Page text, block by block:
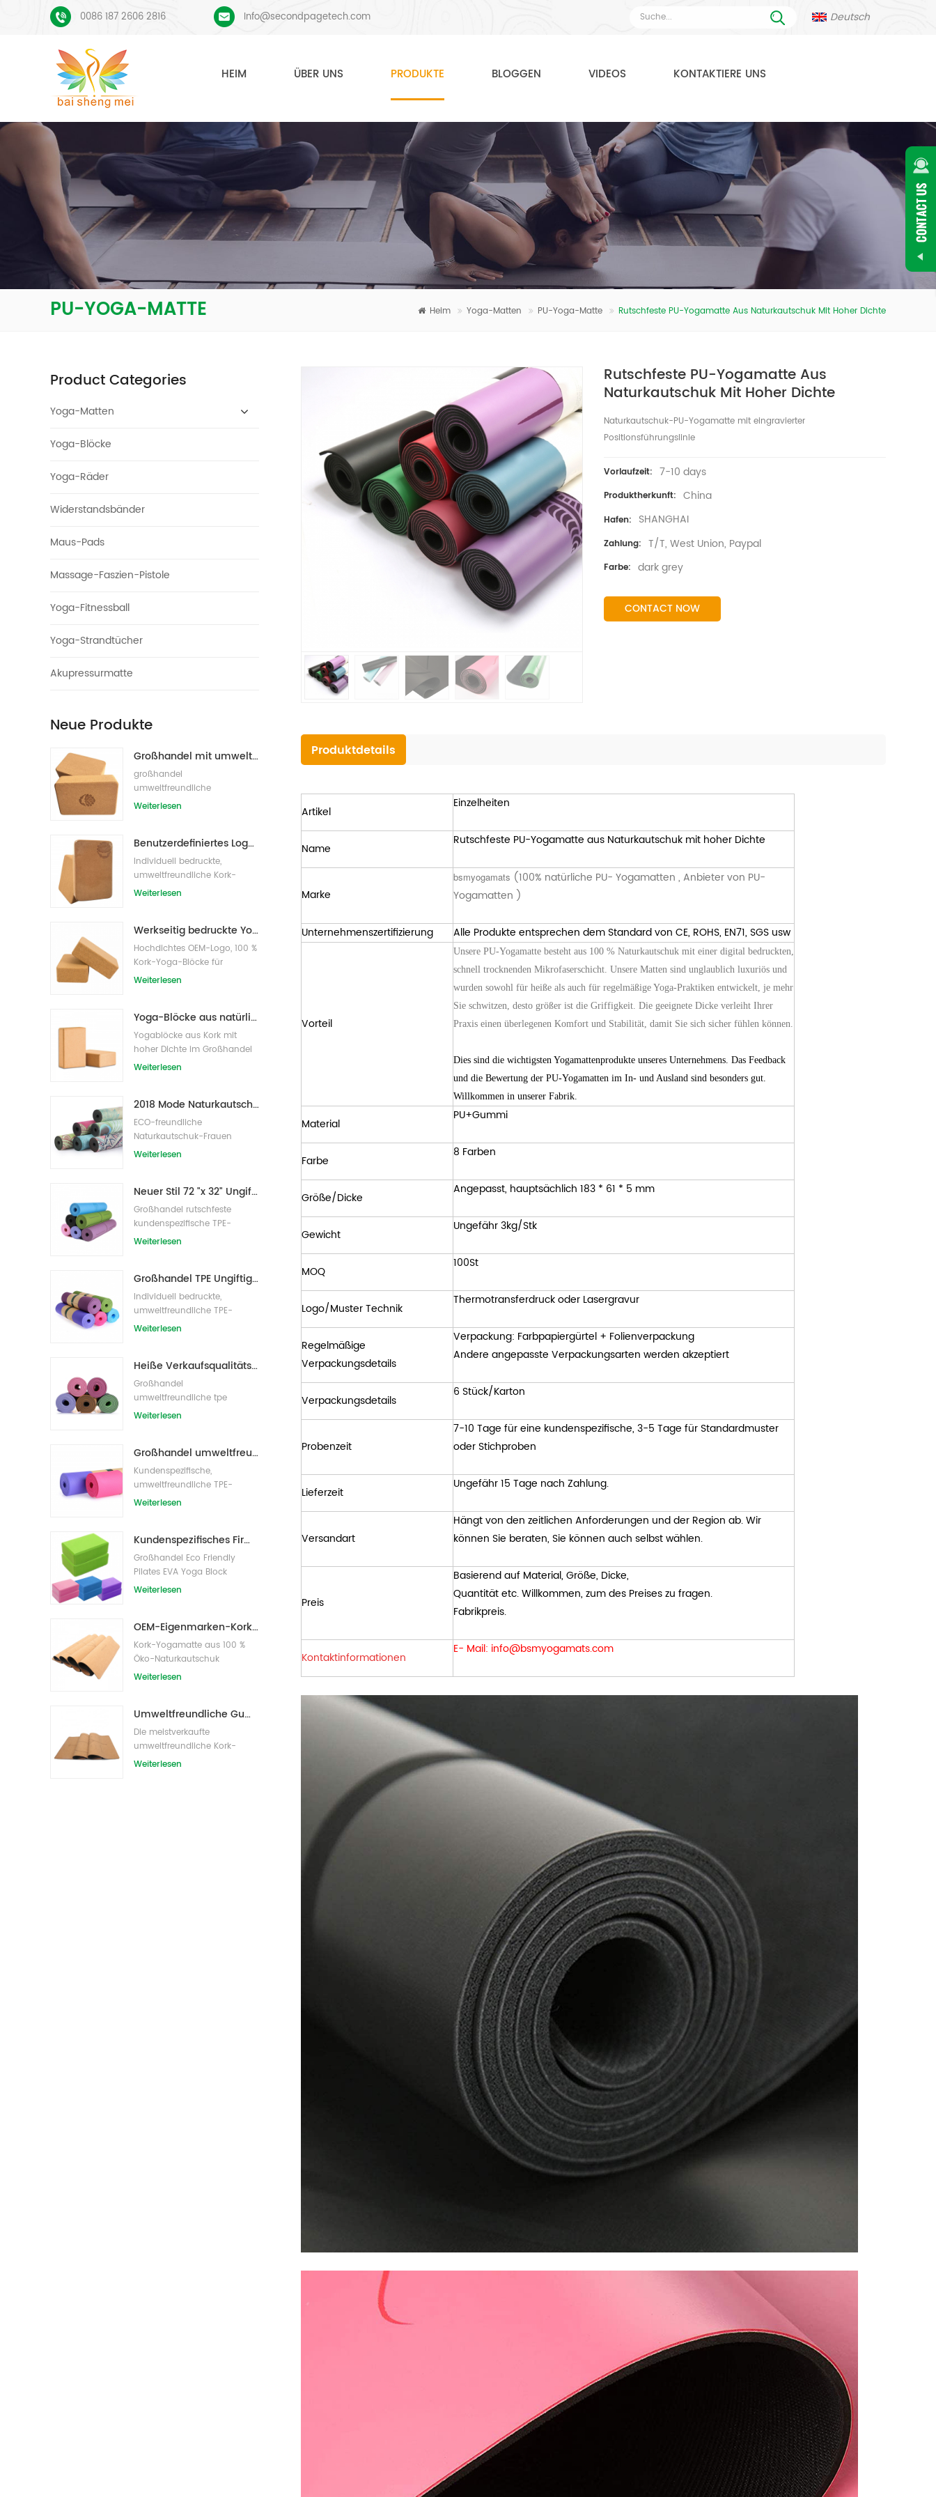
0086 187 2606 2816 Info@secondpagetech.com Deutsch
HEIM ÜBER UNS PRODUKTE BLOGGEN VIDEOS KONTAKTIERE UNS
PU-YOGA-MATTE Heim Yoga-Matten PU-Yoga-Matte Rutschfeste PU-Yogamatte Aus Naturkautschuk Mit Hoher Dichte
Product Categories
Yoga-Matten
Yoga-Blöcke
Yoga-Räder
Widerstandsbänder
Maus-Pads
Massage-Faszien-Pistole
Yoga-Fitnessball
Yoga-Strandtücher
Akupressurmatte
Neue Produkte
Großhandel mit umweltfreundlichen Naturkork-Yogablöcken / -ziegeln
großhandel
umweltfreundliche
eigenmarke kork yoga block
Weiterlesen
Benutzerdefiniertes Logo, das umweltfreundliche Kork-Yoga-Blöcke für das Übungstraining druckt
Individuell bedruckte,
umweltfreundliche Kork-
Yoga-Blöcke /Ziegel für
Weiterlesen
Werkseitig bedruckte Yoga-Blöcke/Ziegel aus Naturkork mit Eigenmarke
Hochdichtes OEM-Logo, 100 %
Kork-Yoga-Blöcke für
Übungen
Weiterlesen
Yoga-Blöcke aus natürlichem Kork, 10,2 x 15,2 x 22,9 cm, natürliche, rutschfeste Steine
Yogablöcke aus Kork mit
hoher Dichte im Großhandel
Weiterlesen
2018 Mode Naturkautschuk individuell bedruckte Wildleder Yogamatten Großhandel
ECO-freundliche
Naturkautschuk-Frauen
bedruckte Wildleder-Yoga-
Weiterlesen
Neuer Stil 72 "x 32" Ungiftig, kein Latex, kein PVC - 100% TPE Yogamatte
Großhandel rutschfeste
kundenspezifische TPE-
Yogamatte mit hoher Dichte
Weiterlesen
Großhandel TPE Ungiftige patentierte umweltfreundliche Yogamatte aus China
Individuell bedruckte,
umweltfreundliche TPE-
Yogamatte
Weiterlesen
Heiße Verkaufsqualitäts-kundenspezifische TPE-Yogamatte vom Porzellan
Großhandel
umweltfreundliche tpe
rutschfeste wasserdichte
Weiterlesen
Großhandel umweltfreundliche Yogamatte aus rutschfestem, wasserdichtem TPE-Material
Kundenspezifische,
umweltfreundliche TPE-
Yogamatte mit Eigenmarke
Weiterlesen
Kundenspezifisches Firmenzeichen der neuen Art Großhandelsnatürliche EVA-Schaum-Yoga-Blöcke/Ziegelsteine
Großhandel Eco Friendly
Pilates EVA Yoga Block
s/Bricks
Weiterlesen
OEM-Eigenmarken-Kork-Yogamatte mit individuellem Design
Kork-Yogamatte aus 100 %
Öko-Naturkautschuk
Weiterlesen
Umweltfreundliche Gummi-/Fitness-/kundenspezifische Kork-Yogamatte/Kork-Übungsmatten
Die meistverkaufte
umweltfreundliche Kork-
Yogamatte von Amazon
Weiterlesen
Rutschfeste PU-Yogamatte Aus
Naturkautschuk Mit Hoher Dichte
Naturkautschuk-PU-Yogamatte mit eingravierter
Positionsführungslinie
Vorlaufzeit: 7-10 days
Produktherkunft: China
Hafen: SHANGHAI
Zahlung: T/T, West Union, Paypal
Farbe: dark grey
CONTACT NOW
Produktdetails
Artikel
Einzelheiten
Name
Rutschfeste PU-Yogamatte aus Naturkautschuk mit hoher Dichte
Marke
bsmyogamats (100% natürliche PU- Yogamatten , Anbietervon PU-
Yogamatten )
Unternehmenszertifizierung Alle Produkte entsprechen dem Standard von CE, ROHS, EN71, SGS usw
Vorteil
Unsere PU-Yogamatte besteht aus 100 % Naturkautschuk mit einer digital bedruckten,
schnell trocknenden Mikrofaserschicht. Unsere Matten sind unglaublich luxuriös und
wurden sowohl für heiße als auch für regelmäßige Yoga-Praktiken entwickelt, je mehr
Sie schwitzen, desto größer ist die Griffigkeit. Die geeignete Dicke verleiht Ihrer
Praxis einen überlegenen Komfort und Stabilität, damit Sie sich sicher fühlen können.
Dies sind die wichtigsten Yogamattenprodukte unseres Unternehmens. Das Feedback
und die Bewertung der PU-Yogamatten im In- und Ausland sind besonders gut.
Willkommen in unserer Fabrik.
Material
PU+Gummi
Farbe
8 Farben
Größe/Dicke
Angepasst, hauptsächlich 183 * 61 * 5 mm
Gewicht
Ungefähr 3kg/Stk
MOQ
100St
Logo/Muster Technik
Thermotransferdruck oder Lasergravur
Regelmäßige
Verpackungsdetails
Verpackung: Farbpapiergürtel + Folienverpackung
Andere angepasste Verpackungsarten werden akzeptiert
Verpackungsdetails
6 Stück/Karton
Probenzeit
7-10 Tage für eine kundenspezifische, 3-5 Tage für Standardmuster
oder Stichproben
Lieferzeit
Ungefähr 15 Tage nach Zahlung.
Versandart
Hängt von den zeitlichen Anforderungen und der Region ab. Wir
können Sie beraten, Sie können auch selbst wählen.
Preis
Basierend auf Material, Größe, Dicke,
Quantität etc. Willkommen, zum des Preises zu fragen.
Fabrikpreis.
Kontaktinformationen
E- Mail: info@bsmyogamats.com